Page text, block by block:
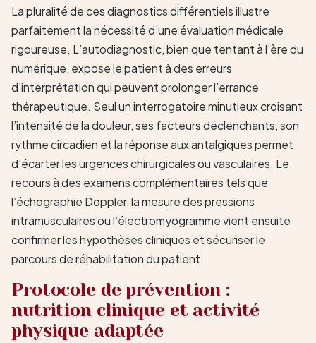
La pluralité de ces diagnostics différentiels illustre
parfaitement la nécessité d’une évaluation médicale
rigoureuse. L’autodiagnostic, bien que tentant à l’ère du
numérique, expose le patient à des erreurs
d’interprétation qui peuvent prolonger l’errance
thérapeutique. Seul un interrogatoire minutieux croisant
l’intensité de la douleur, ses facteurs déclenchants, son
rythme circadien et la réponse aux antalgiques permet
d’écarter les urgences chirurgicales ou vasculaires. Le
recours à des examens complémentaires tels que
l’échographie Doppler, la mesure des pressions
intramusculaires ou l’électromyogramme vient ensuite
confirmer les hypothèses cliniques et sécuriser le
parcours de réhabilitation du patient.
Protocole de prévention :
nutrition clinique et activité
physique adaptée